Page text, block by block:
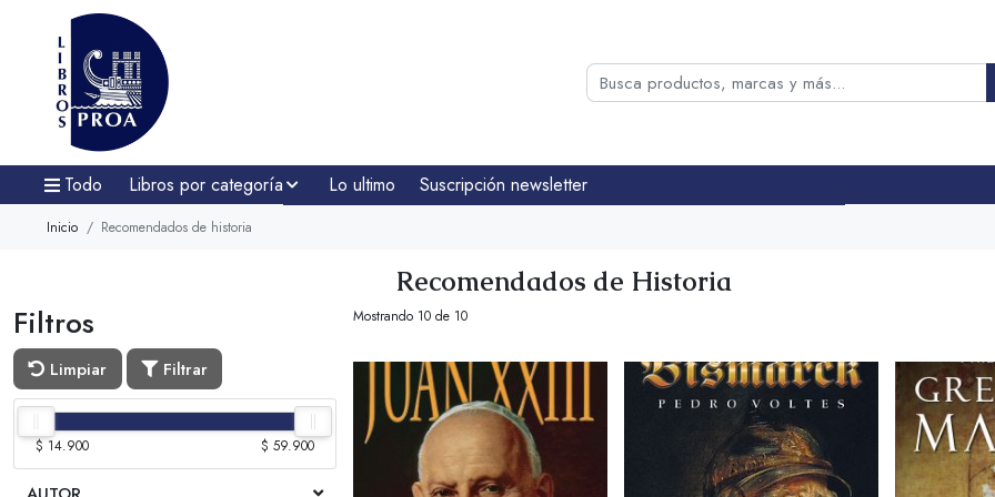
Todo Libros por categoría Lo ultimo Suscripción newsletter
Inicio Recomendados de historia
Recomendados de Historia
Filtros
Limpiar Filtrar
$ 14.900 $ 59.900
Mostrando 10 de 10